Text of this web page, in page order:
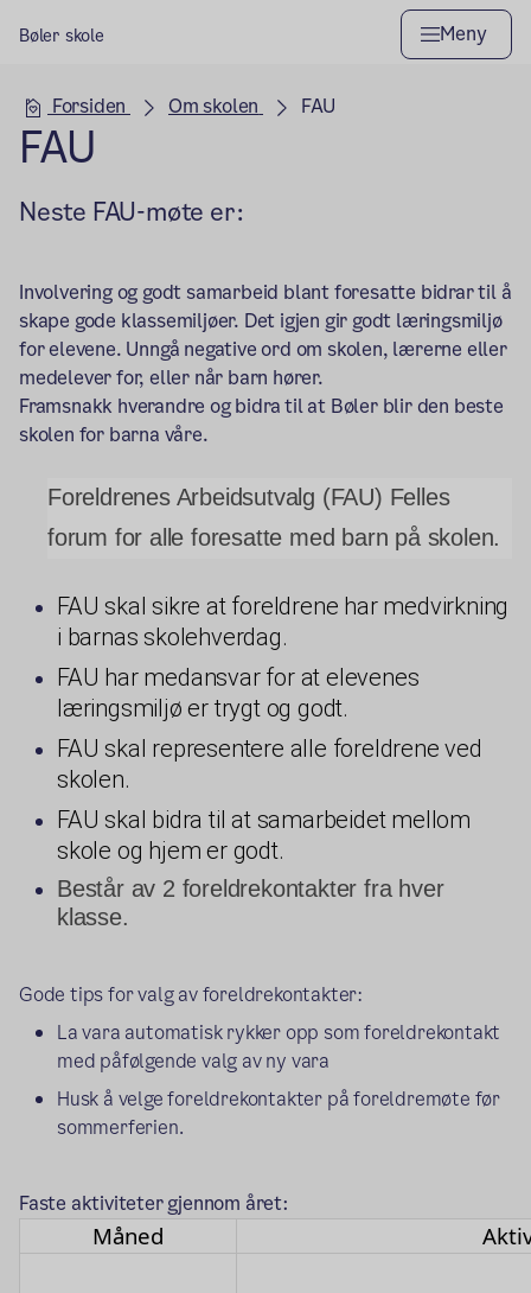
Bøler skole Meny
Hovedseksjon
Forsiden Om skolen FAU
FAU
Neste FAU-møte er:
Involvering og godt samarbeid blant foresatte bidrar til å
skape gode klassemiljøer. Det igjen gir godt læringsmiljø
for elevene. Unngå negative ord om skolen, lærerne eller
medelever for, eller når barn hører.
Framsnakk hverandre og bidra til at Bøler blir den beste
skolen for barna våre.
Foreldrenes Arbeidsutvalg (FAU) Felles
forum for alle foresatte med barn på skolen.
FAU skal sikre at foreldrene har medvirkning
i barnas skolehverdag.
FAU har medansvar for at elevenes
læringsmiljø er trygt og godt.
FAU skal representere alle foreldrene ved
skolen.
FAU skal bidra til at samarbeidet mellom
skole og hjem er godt.
Består av 2 foreldrekontakter fra hver
klasse.
Gode tips for valg av foreldrekontakter:
La vara automatisk rykker opp som foreldrekontakt
med påfølgende valg av ny vara
Husk å velge foreldrekontakter på foreldremøte før
sommerferien.
Faste aktiviteter gjennom året:
Måned